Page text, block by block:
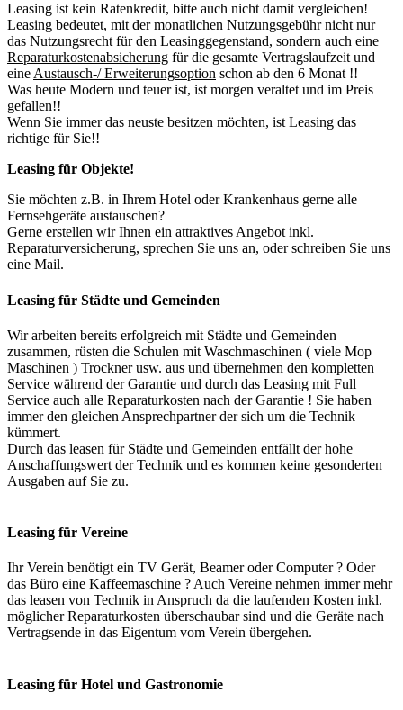
Leasing ist kein Ratenkredit, bitte auch nicht damit vergleichen!
Leasing bedeutet, mit der monatlichen Nutzungsgebühr nicht nur
das Nutzungsrecht für den Leasinggegenstand, sondern auch eine
Reparaturkostenabsicherung für die gesamte Vertragslaufzeit und
eine Austausch-/ Erweiterungsoption schon ab den 6 Monat !!
Was heute Modern und teuer ist, ist morgen veraltet und im Preis
gefallen!!
Wenn Sie immer das neuste besitzen möchten, ist Leasing das
richtige für Sie!!
Leasing für Objekte!
Sie möchten z.B. in Ihrem Hotel oder Krankenhaus gerne alle
Fernsehgeräte austauschen?
Gerne erstellen wir Ihnen ein attraktives Angebot inkl.
Reparaturversicherung, sprechen Sie uns an, oder schreiben Sie uns
eine Mail.
Leasing für Städte und Gemeinden
Wir arbeiten bereits erfolgreich mit Städte und Gemeinden
zusammen, rüsten die Schulen mit Waschmaschinen ( viele Mop
Maschinen ) Trockner usw. aus und übernehmen den kompletten
Service während der Garantie und durch das Leasing mit Full
Service auch alle Reparaturkosten nach der Garantie ! Sie haben
immer den gleichen Ansprechpartner der sich um die Technik
kümmert.
Durch das leasen für Städte und Gemeinden entfällt der hohe
Anschaffungswert der Technik und es kommen keine gesonderten
Ausgaben auf Sie zu.
Leasing für Vereine
Ihr Verein benötigt ein TV Gerät, Beamer oder Computer ? Oder
das Büro eine Kaffeemaschine ? Auch Vereine nehmen immer mehr
das leasen von Technik in Anspruch da die laufenden Kosten inkl.
möglicher Reparaturkosten überschaubar sind und die Geräte nach
Vertragsende in das Eigentum vom Verein übergehen.
Leasing für Hotel und Gastronomie